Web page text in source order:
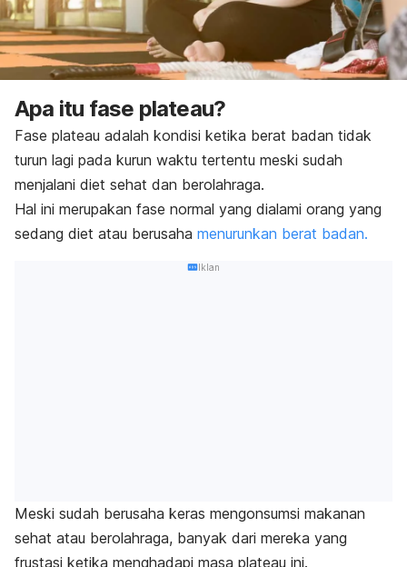
Apa itu fase plateau?
Fase plateau adalah kondisi ketika berat badan tidak
turun lagi pada kurun waktu tertentu meski sudah
menjalani diet sehat dan berolahraga.
Hal ini merupakan fase normal yang dialami orang yang
sedang diet atau berusaha menurunkan berat badan.
Iklan
Meski sudah berusaha keras mengonsumsi makanan
sehat atau berolahraga, banyak dari mereka yang
frustasi ketika menghadapi masa plateau ini.